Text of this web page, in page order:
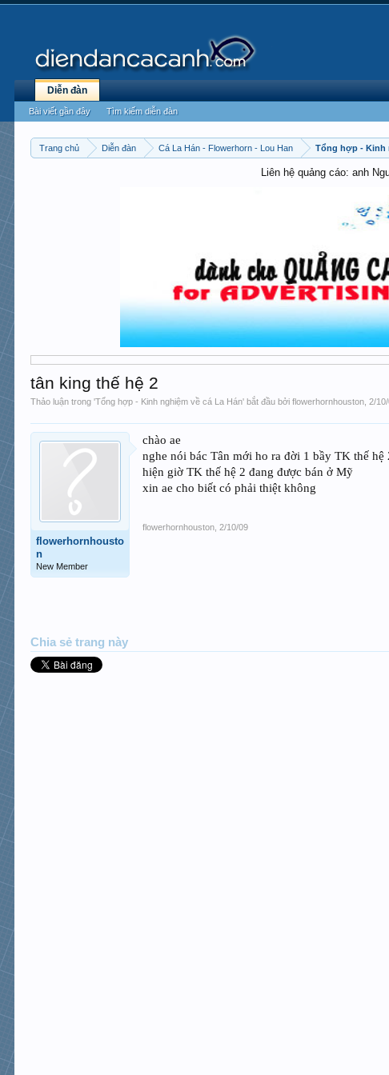
Trang chủ Diễn đàn Cá La Hán - Flowerhorn - Lou Han Tổng hợp - Kinh
Liên hệ quảng cáo: anh
tân king thế hệ 2
Thảo luận trong 'Tổng hợp - Kinh nghiệm về cá La Hán' bắt đầu bởiflowerhornhouston ,2/
flowerhornhousto
n
New Member
chào ae
nghe nói bác Tân mới ho ra đời 1 bầy TK thế hệ
hiện giờ TK thế hệ 2 đang được bán ở Mỹ
xin ae cho biết có phải thiệt không
flowerhornhouston 2/10/09
Chia sẻ trang này
Diễn đàn
Bài viết gần đây Tìm kiếm diễn đàn